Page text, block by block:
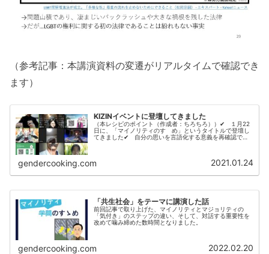
（参考記事：本講演資料の変遷がリアルタイムで確認でき
ます）
KIZINイベントに登壇してきました
（本レシピのポイント（作成者：ちろちろ））✔ １月22
日に、「マイノリティのすゝめ」というタイトルで登壇し
てきました✔ 自分の思いを言語化する意義を再確認でき
gendercooking.com 2021.01.24
「共生社会」をテーマに講演した話
前回記事で取り上げた、マイノリティとマジョリティの
「気付き」のステップの違い、そして、対話する重要性を
改めて噛み締めた数時間となりました。
gendercooking.com 2022.02.20